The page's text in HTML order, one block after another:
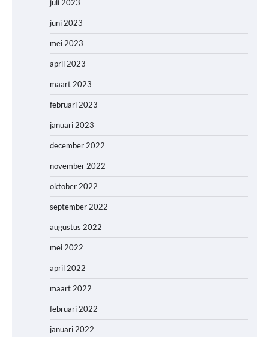
juli 2023
juni 2023
mei 2023
april 2023
maart 2023
februari 2023
januari 2023
december 2022
november 2022
oktober 2022
september 2022
augustus 2022
mei 2022
april 2022
maart 2022
februari 2022
januari 2022